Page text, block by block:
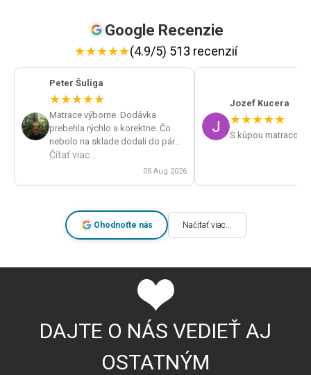
Google Recenzie
★★★★★(4.9/5) 513 recenzií
Peter Šuliga
★★★★★
Matrace výborne. Dodávka
prebehla rýchlo a korektne. Čo
nebolo na sklade dodali do pár
dní. Veľká spokojnosť a určite by
som obchod odporúčal.
Čítať viac...
05 Aug 2026
Jozef Kucera
★★★★★
S kúpou matracov
Ohodnoťte nás Načítať viac...
DAJTE O NÁS VEDIEŤ AJ
OSTATNÝM